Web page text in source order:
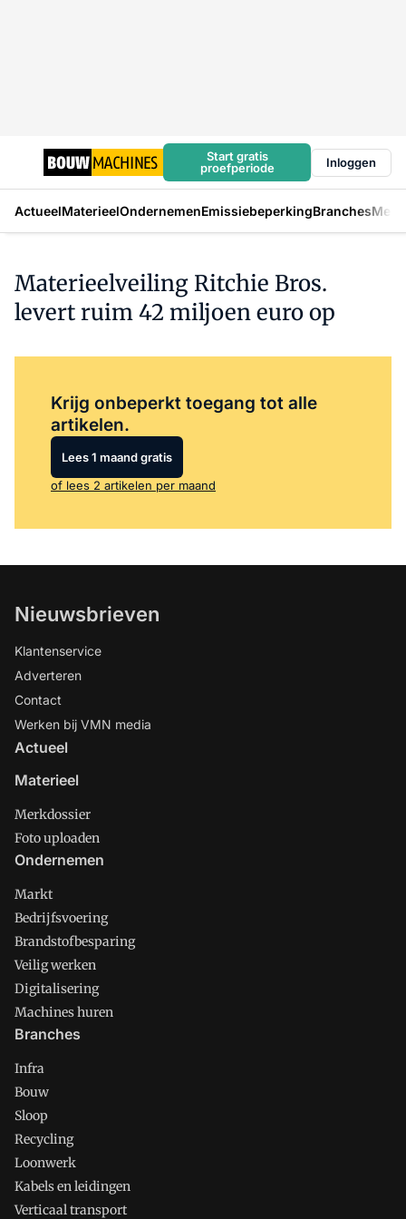
Start gratis
proefperiode
Inloggen
ActueelMaterieelOndernemenEmissiebeperkingBranches
Materieelveiling Ritchie Bros.
levert ruim 42 miljoen euro op
Krijg onbeperkt toegang tot alle
artikelen.
Lees 1 maand gratis
of lees 2 artikelen per maand
Nieuwsbrieven
Klantenservice
Adverteren
Contact
Werken bij VMN media
Actueel
Materieel
Merkdossier
Foto uploaden
Ondernemen
Markt
Bedrijfsvoering
Brandstofbesparing
Veilig werken
Digitalisering
Machines huren
Branches
Infra
Bouw
Sloop
Recycling
Loonwerk
Kabels en leidingen
Verticaal transport